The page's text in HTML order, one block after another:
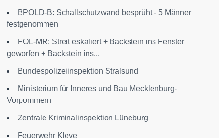
BPOLD-B: Schallschutzwand besprüht - 5 Männer
festgenommen
POL-MR: Streit eskaliert + Backstein ins Fenster
geworfen + Backstein ins...
Bundespolizeiinspektion Stralsund
Ministerium für Inneres und Bau Mecklenburg-
Vorpommern
Zentrale Kriminalinspektion Lüneburg
Feuerwehr Kleve